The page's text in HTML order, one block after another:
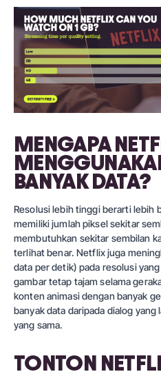
MENGAPA
BANYAK DATA?
Resolusi lebih tinggi berarti lebih
memiliki jumlah piksel sekitar
membutuhkan sekitar sembilan
terlihat benar. Netflix juga
data per detik) pada resolusi
gambar tetap tajam selama
konten animasi dengan banyak
banyak data daripada dialog
yang sama.
TONTON